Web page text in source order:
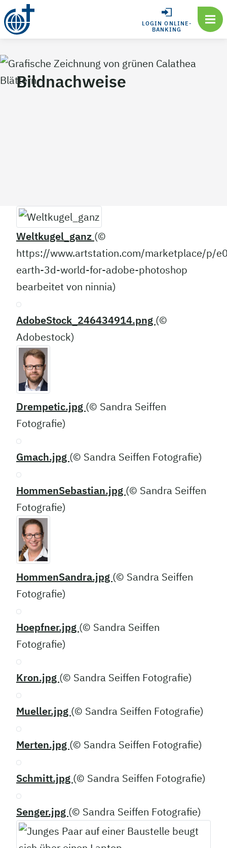
LOGIN ONLINE-
BANKING
Bildnachweise
Weltkugel_ganz (©
https://www.artstation.com/marketplace/p/
earth-3d-world-for-adobe-photoshop
bearbeitet von ninnia)
AdobeStock_246434914.png (©
Adobestock)
Drempetic.jpg (© Sandra Seiffen
Fotografie)
Gmach.jpg (© Sandra Seiffen Fotografie)
HommenSebastian.jpg (© Sandra Seiffen
Fotografie)
HommenSandra.jpg (© Sandra Seiffen
Fotografie)
Hoepfner.jpg (© Sandra Seiffen
Fotografie)
Kron.jpg (© Sandra Seiffen Fotografie)
Mueller.jpg (© Sandra Seiffen Fotografie)
Merten.jpg (© Sandra Seiffen Fotografie)
Schmitt.jpg (© Sandra Seiffen Fotografie)
Senger.jpg (© Sandra Seiffen Fotografie)